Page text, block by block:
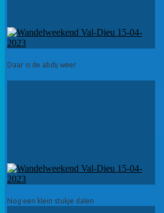
Daar is de abdij weer
Nog een klein stukje dalen